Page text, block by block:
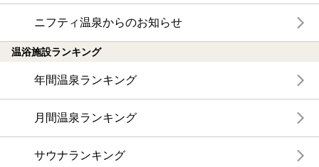
ニフティ温泉からのお知らせ
温浴施設ランキング
年間温泉ランキング
月間温泉ランキング
サウナランキング